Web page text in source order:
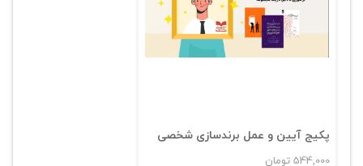
پکیج آیین و عمل برندسازی شخصی
544,000 تومان